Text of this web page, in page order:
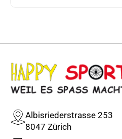
Albisriederstrasse 253
8047 Zürich